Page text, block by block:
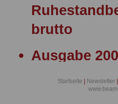
brutto
Ausgabe
Widerspruch
Startseite Newsletter